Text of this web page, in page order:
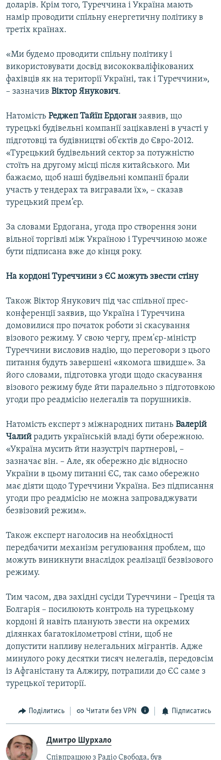
доларів. Крім того, Туреччина і Україна мають
намір проводити спільну енергетичну політику в
третіх країнах.
«Ми будемо проводити спільну політику і
використовувати досвід висококваліфікованих
фахівців як на території Україні, так і Туреччини»,
– зазначив Віктор Янукович.
Натомість Реджеп Тайїп Ердоган заявив, що
турецькі будівельні компанії зацікавлені в участі у
підготовці та будівництві об'єктів до Євро-2012.
«Турецький будівельний сектор за потужністю
стоїть на другому місці після китайського. Ми
бажаємо, щоб наші будівельні компанії брали
участь у тендерах та вигравали їх», – сказав
турецький прем’єр.
За словами Ердогана, угода про створення зони
вільної торгівлі між Україною і Туреччиною може
бути підписана вже до кінця року.
На кордоні Туреччини з ЄС можуть звести стіну
Також Віктор Янукович під час спільної прес-
конференції заявив, що Україна і Туреччина
домовилися про початок роботи зі скасування
візового режиму. У свою чергу, прем'єр-міністр
Туреччини висловив надію, що переговори з цього
питання будуть завершені «якомога швидше». За
його словами, підготовка угоди щодо скасування
візового режиму буде йти паралельно з підготовкою
угоди про реадмісію нелегалів та порушників.
Натомість експерт з міжнародних питань Валерій
Чалий радить українській владі бути обережною.
«Україна мусить йти назустріч партнерові, –
зазначає він. – Але, як обережно діє відносно
України в цьому питанні ЄС, так само обережно
має діяти щодо Туреччини Україна. Без підписання
угоди про реадмісію не можна запроваджувати
безвізовий режим».
Також експерт наголосив на необхідності
передбачити механізм регулювання проблем, що
можуть виникнути внаслідок реалізації безвізового
режиму.
Тим часом, два західні сусіди Туреччини – Греція та
Болгарія – посилюють контроль на турецькому
кордоні й навіть планують звести на окремих
ділянках багатокілометрові стіни, щоб не
допустити напливу нелегальних мігрантів. Адже
минулого року десятки тисяч нелегалів, передовсім
із Афганістану та Алжиру, потрапили до ЄС саме з
турецької території.
Поділитись Читати без VPN Підписатись
Дмитро Шурхало
Співпрацюю з Радіо Свобода, був